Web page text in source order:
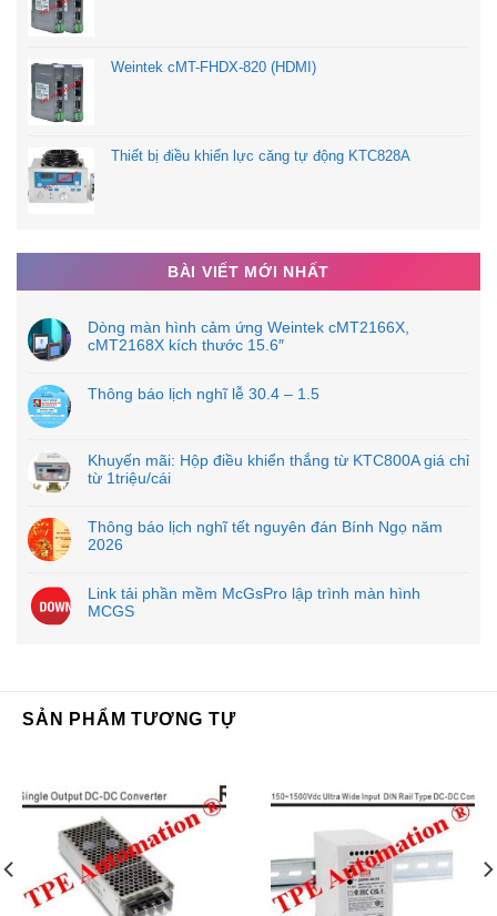
Weintek cMT-FHDX-820 (HDMI)
Thiết bị điều khiển lực căng tự động KTC828A
BÀI VIẾT MỚI NHẤT
Dòng màn hình cảm ứng Weintek cMT2166X,
cMT2168X kích thước 15.6″
Thông báo lịch nghĩ lễ 30.4 – 1.5
Khuyến mãi: Hộp điều khiển thắng từ KTC800A giá chỉ
từ 1triệu/cái
Thông báo lịch nghĩ tết nguyên đán Bính Ngọ năm
2026
Link tải phần mềm McGsPro lập trình màn hình
MCGS
SẢN PHẨM TƯƠNG TỰ